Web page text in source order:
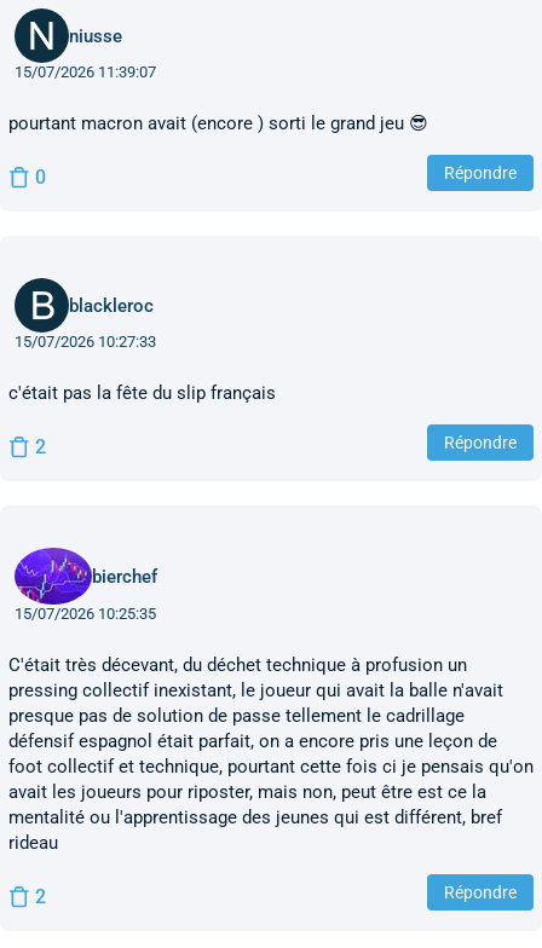
niusse
15/07/2026 11:39:07
pourtant macron avait (encore ) sorti le grand jeu 😎
0 Répondre
blackleroc
15/07/2026 10:27:33
c'était pas la fête du slip français
2 Répondre
bierchef
15/07/2026 10:25:35
C'était très décevant, du déchet technique à profusion un
pressing collectif inexistant, le joueur qui avait la balle n'avait
presque pas de solution de passe tellement le cadrillage
défensif espagnol était parfait, on a encore pris une leçon de
foot collectif et technique, pourtant cette fois ci je pensais qu'on
avait les joueurs pour riposter, mais non, peut être est ce la
mentalité ou l'apprentissage des jeunes qui est différent, bref
rideau
2 Répondre